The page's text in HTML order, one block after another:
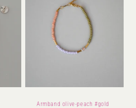
Armband olive-peach #gold